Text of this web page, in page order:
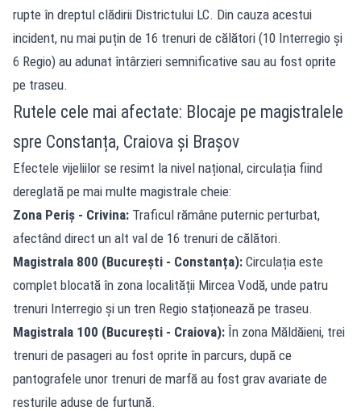
rupte în dreptul clădirii Districtului LC. Din cauza acestui
incident, nu mai puțin de 16 trenuri de călători (10 Interregio și
6 Regio) au adunat întârzieri semnificative sau au fost oprite
pe traseu.
Rutele cele mai afectate: Blocaje pe magistralele
spre Constanța, Craiova și Brașov
Efectele vijeliilor se resimt la nivel național, circulația fiind
dereglată pe mai multe magistrale cheie:
Zona Periș - Crivina: Traficul rămâne puternic perturbat,
afectând direct un alt val de 16 trenuri de călători.
Magistrala 800 (București - Constanța): Circulația este
complet blocată în zona localității Mircea Vodă, unde patru
trenuri Interregio și un tren Regio staționează pe traseu.
Magistrala 100 (București - Craiova): În zona Măldăieni, trei
trenuri de pasageri au fost oprite în parcurs, după ce
pantografele unor trenuri de marfă au fost grav avariate de
resturile aduse de furtună.